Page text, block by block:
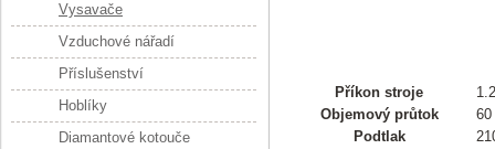
Příkon stroje
Objemový průtok
Podtlak
Vysavače
Vzduchové nářadí
Příslušenství
Hoblíky
Diamantové kotouče